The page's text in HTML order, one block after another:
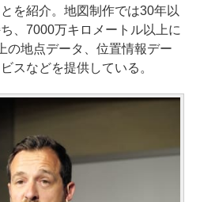
を紹介。地図制作では30年以
、7000万キロメートル以上に
の地点データ、位置情報デー
スなどを提供している。